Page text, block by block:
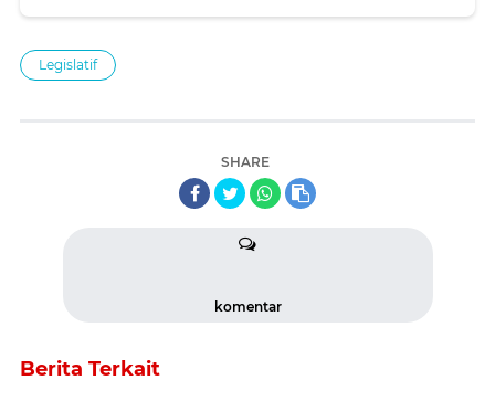
Legislatif
SHARE
komentar
Berita Terkait